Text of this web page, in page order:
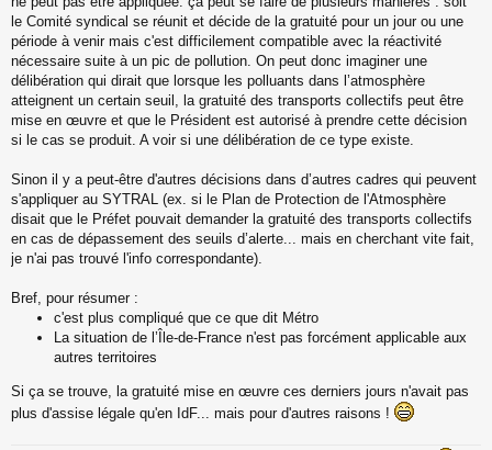
u
le Comité syndical se réunit et décide de la gratuité pour un jour ou une
période à venir mais c'est difficilement compatible avec la réactivité
nécessaire suite à un pic de pollution. On peut donc imaginer une
délibération qui dirait que lorsque les polluants dans l’atmosphère
atteignent un certain seuil, la gratuité des transports collectifs peut être
mise en œuvre et que le Président est autorisé à prendre cette décision
si le cas se produit. A voir si une délibération de ce type existe.
Sinon il y a peut-être d'autres décisions dans d’autres cadres qui peuvent
s'appliquer au SYTRAL (ex. si le Plan de Protection de l'Atmosphère
disait que le Préfet pouvait demander la gratuité des transports collectifs
en cas de dépassement des seuils d’alerte... mais en cherchant vite fait,
je n'ai pas trouvé l'info correspondante).
Bref, pour résumer :
c'est plus compliqué que ce que dit Métro
La situation de l’Île-de-France n'est pas forcément applicable aux
autres territoires
Si ça se trouve, la gratuité mise en œuvre ces derniers jours n'avait pas
plus d'assise légale qu'en IdF... mais pour d'autres raisons !